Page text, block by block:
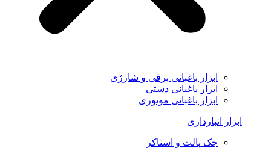
ابزار باغبانی برقی و شارژی
ابزار باغبانی دستی
ابزار باغبانی موتوری
ابزار انبارداری
جک پالت و استاکر